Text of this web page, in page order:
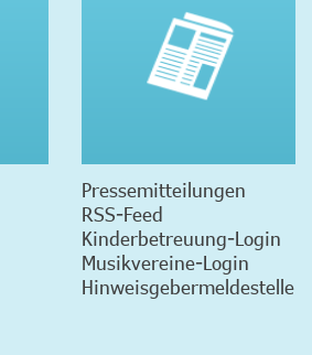
Pressemitteilungen
RSS-Feed
Kinderbetreuung-Login
Musikvereine-Login
Hinweisgebermeldestelle